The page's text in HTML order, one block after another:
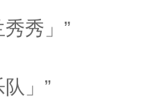
秀」”
」”